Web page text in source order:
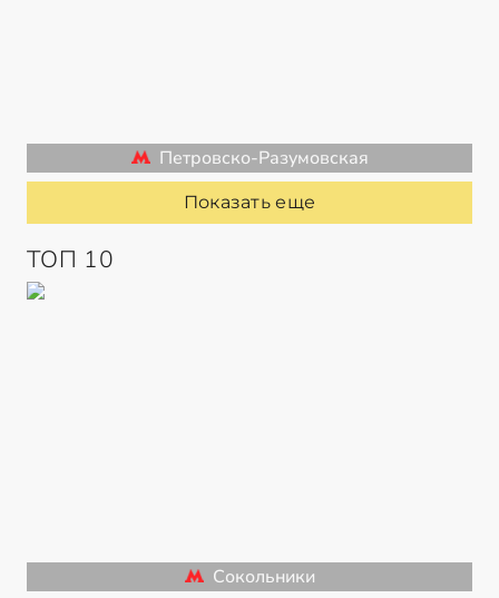
Петровско-Разумовская
Показать еще
ТОП 10
Сокольники